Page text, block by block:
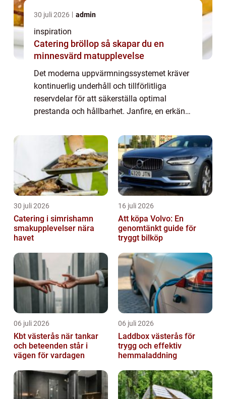
30 juli 2026 admin
inspiration
Catering bröllop så skapar du en
minnesvärd matupplevelse
Det moderna uppvärmningssystemet kräver
kontinuerlig underhåll och tillförlitliga
reservdelar för att säkerställa optimal
prestanda och hållbarhet. Janfire, en erkänd
erbjuder ett brett utbud av högkvalitativa ...
30 juli 2026
Catering i simrishamn
smakupplevelser nära
havet
16 juli 2026
Att köpa Volvo: En
genomtänkt guide för
tryggt bilköp
06 juli 2026
Kbt västerås när tankar
och beteenden står i
vägen för vardagen
06 juli 2026
Laddbox västerås för
trygg och effektiv
hemmaladdning